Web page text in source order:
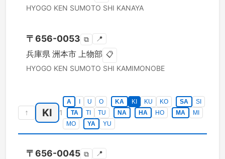
HYOGO KEN SUMOTO SHI KANAYA
〒656-0053 ⧉ 📍
兵庫県 洲本市 上物部 📋
HYOGO KEN SUMOTO SHI KAMIMONOBE
↑ KI 1
A U O KA KI KU KO SA
SI
TA
TI TU NA HA HO MA
MI
MO
YA YU
〒656-0045 ⧉ 📍